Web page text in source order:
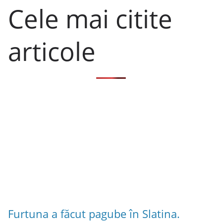
Cele mai citite
articole
Furtuna a făcut pagube în Slatina.